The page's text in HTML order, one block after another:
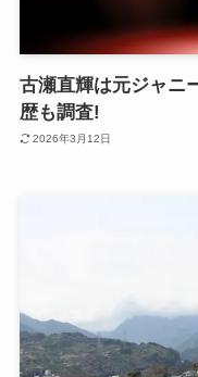
古瀬直輝は元ジャニ
歴も調査!
2026年3月12日